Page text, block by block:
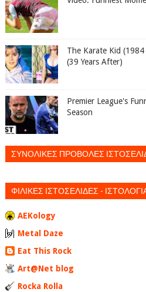
The Karate Kid
(39 Years After)
Premier League's
Season
ΣΥΝΟΛΙΚΕΣ ΠΡΟΒΟΛΕΣ
ΦΙΛΙΚΕΣ ΙΣΤΟΣΕΛΙΔΕΣ -
AEKology
Metal Daze
Eat This Rock
Art@Net blog
Rocka Rolla